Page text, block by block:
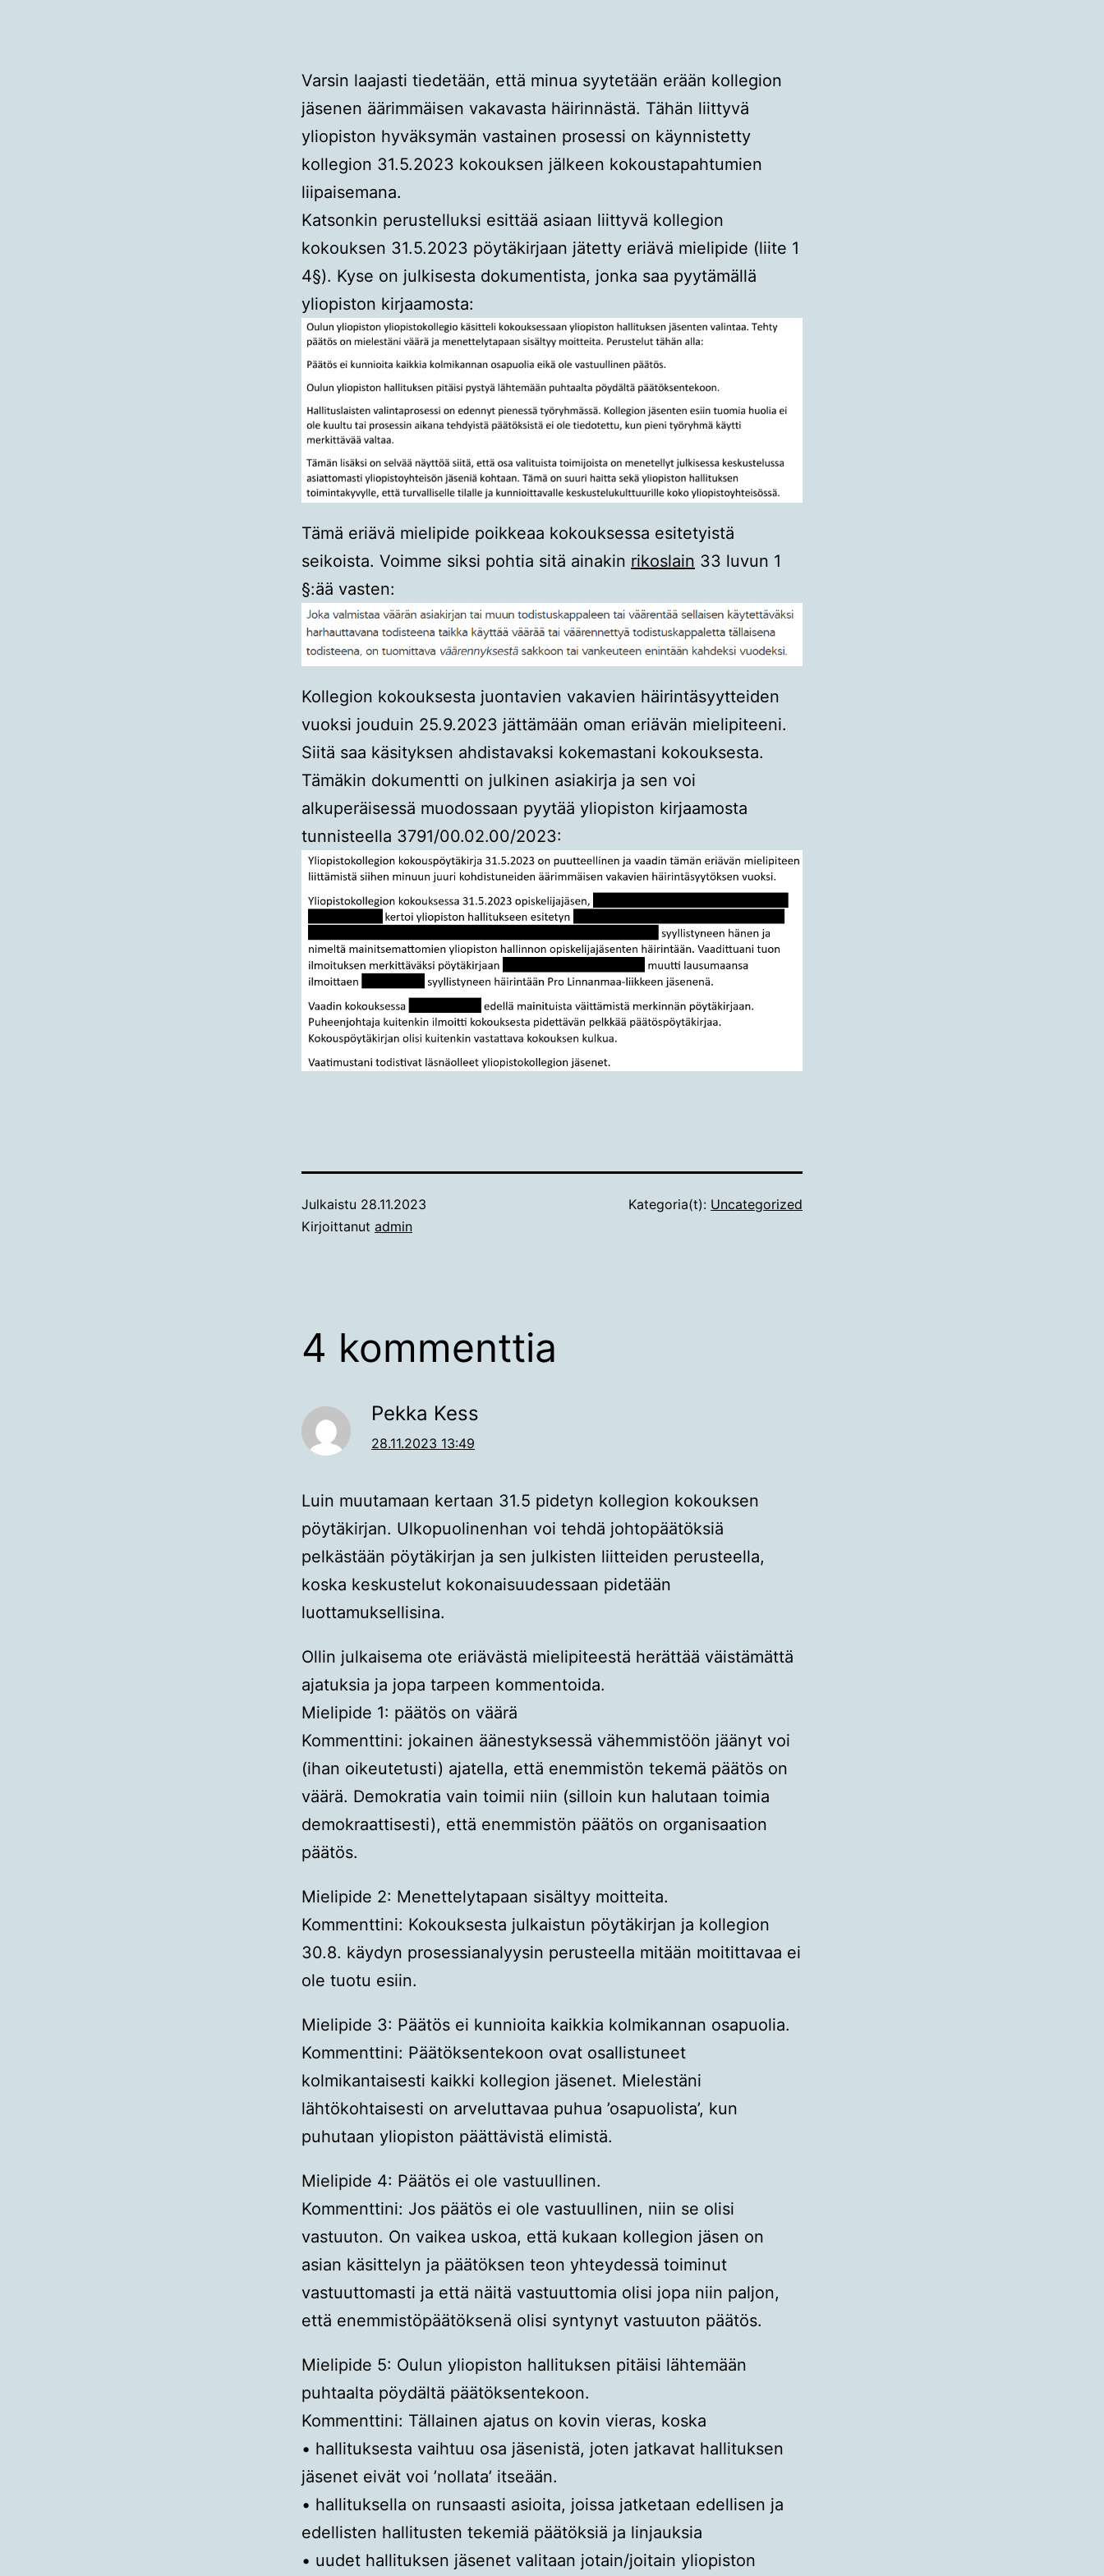
Varsin laajasti tiedetään, että minua syytetään erään kollegion
jäsenen äärimmäisen vakavasta häirinnästä. Tähän liittyvä
yliopiston hyväksymän vastainen prosessi on käynnistetty
kollegion 31.5.2023 kokouksen jälkeen kokoustapahtumien
liipaisemana.
Katsonkin perustelluksi esittää asiaan liittyvä kollegion
kokouksen 31.5.2023 pöytäkirjaan jätetty eriävä mielipide (liite 1
4§). Kyse on julkisesta dokumentista, jonka saa pyytämällä
yliopiston kirjaamosta:
Tämä eriävä mielipide poikkeaa kokouksessa esitetyistä
seikoista. Voimme siksi pohtia sitä ainakin rikoslain 33 luvun 1
§:ää vasten:
Kollegion kokouksesta juontavien vakavien häirintäsyytteiden
vuoksi jouduin 25.9.2023 jättämään oman eriävän mielipiteeni.
Siitä saa käsityksen ahdistavaksi kokemastani kokouksesta.
Tämäkin dokumentti on julkinen asiakirja ja sen voi
alkuperäisessä muodossaan pyytää yliopiston kirjaamosta
tunnisteella 3791/00.02.00/2023:
Julkaistu 28.11.2023
Kirjoittanut admin
Kategoria(t): Uncategorized
4 kommenttia
Pekka Kess
28.11.2023 13:49
Luin muutamaan kertaan 31.5 pidetyn kollegion kokouksen
pöytäkirjan. Ulkopuolinenhan voi tehdä johtopäätöksiä
pelkästään pöytäkirjan ja sen julkisten liitteiden perusteella,
koska keskustelut kokonaisuudessaan pidetään
luottamuksellisina.
Ollin julkaisema ote eriävästä mielipiteestä herättää väistämättä
ajatuksia ja jopa tarpeen kommentoida.
Mielipide 1: päätös on väärä
Kommenttini: jokainen äänestyksessä vähemmistöön jäänyt voi
(ihan oikeutetusti) ajatella, että enemmistön tekemä päätös on
väärä. Demokratia vain toimii niin (silloin kun halutaan toimia
demokraattisesti), että enemmistön päätös on organisaation
päätös.
Mielipide 2: Menettelytapaan sisältyy moitteita.
Kommenttini: Kokouksesta julkaistun pöytäkirjan ja kollegion
30.8. käydyn prosessianalyysin perusteella mitään moitittavaa ei
ole tuotu esiin.
Mielipide 3: Päätös ei kunnioita kaikkia kolmikannan osapuolia.
Kommenttini: Päätöksentekoon ovat osallistuneet
kolmikantaisesti kaikki kollegion jäsenet. Mielestäni
lähtökohtaisesti on arveluttavaa puhua ’osapuolista’, kun
puhutaan yliopiston päättävistä elimistä.
Mielipide 4: Päätös ei ole vastuullinen.
Kommenttini: Jos päätös ei ole vastuullinen, niin se olisi
vastuuton. On vaikea uskoa, että kukaan kollegion jäsen on
asian käsittelyn ja päätöksen teon yhteydessä toiminut
vastuuttomasti ja että näitä vastuuttomia olisi jopa niin paljon,
että enemmistöpäätöksenä olisi syntynyt vastuuton päätös.
Mielipide 5: Oulun yliopiston hallituksen pitäisi lähtemään
puhtaalta pöydältä päätöksentekoon.
Kommenttini: Tällainen ajatus on kovin vieras, koska
• hallituksesta vaihtuu osa jäsenistä, joten jatkavat hallituksen
jäsenet eivät voi ’nollata’ itseään.
• hallituksella on runsaasti asioita, joissa jatketaan edellisen ja
edellisten hallitusten tekemiä päätöksiä ja linjauksia
• uudet hallituksen jäsenet valitaan jotain/joitain yliopiston